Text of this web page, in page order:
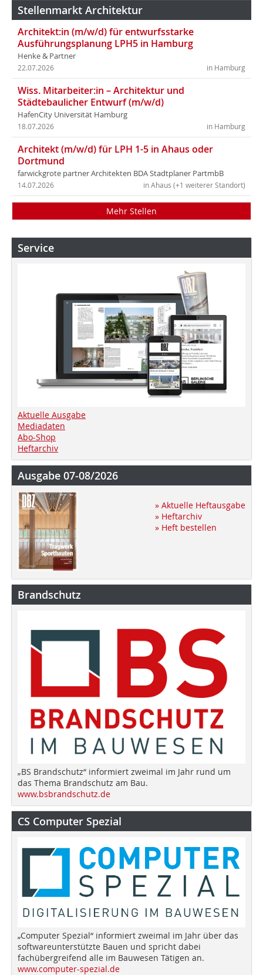
Stellenmarkt Architektur
Architekt:in (m/w/d) für entwurfsstarke
Ausführungsplanung LPH5 in Hamburg
Henke & Partner
in Hamburg
22.07.2026
Wiss. Mitarbeiter:in – Architektur und
Städtebaulicher Entwurf (m/w/d)
HafenCity Universität Hamburg
in Hamburg
18.07.2026
Architekt (m/w/d) für LPH 1-5 in Ahaus oder
Dortmund
farwickgrote partner Architekten BDA Stadtplaner PartmbB
in Ahaus (+1 weiterer Standort)
14.07.2026
Mehr Stellen
Service
Aktuelle Ausgabe
Mediadaten
Abo-Shop
Heftarchiv
Ausgabe 07-08/2026
» Aktuelle Heftausgabe
» Heftarchiv
» Heft bestellen
Brandschutz
„BS Brandschutz“ informiert zweimal im Jahr rund um
das Thema Brandschutz am Bau.
www.bsbrandschutz.de
CS Computer Spezial
„Computer Spezial“ informiert zweimal im Jahr über das
softwareunterstützte Bauen und spricht dabei
fachübergreifend alle im Bauwesen Tätigen an.
www.computer-spezial.de